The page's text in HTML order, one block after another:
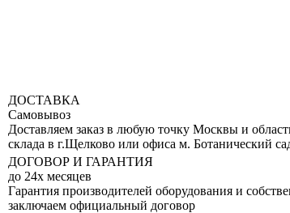
ДОСТАВКА
Самовывоз
Доставляем заказ в любую точку Москвы и
склада в г.Щелково или офиса м. Ботанический
ДОГОВОР И ГАРАНТИЯ
до 24х месяцев
Гарантия производителей оборудования и
заключаем официальный договор